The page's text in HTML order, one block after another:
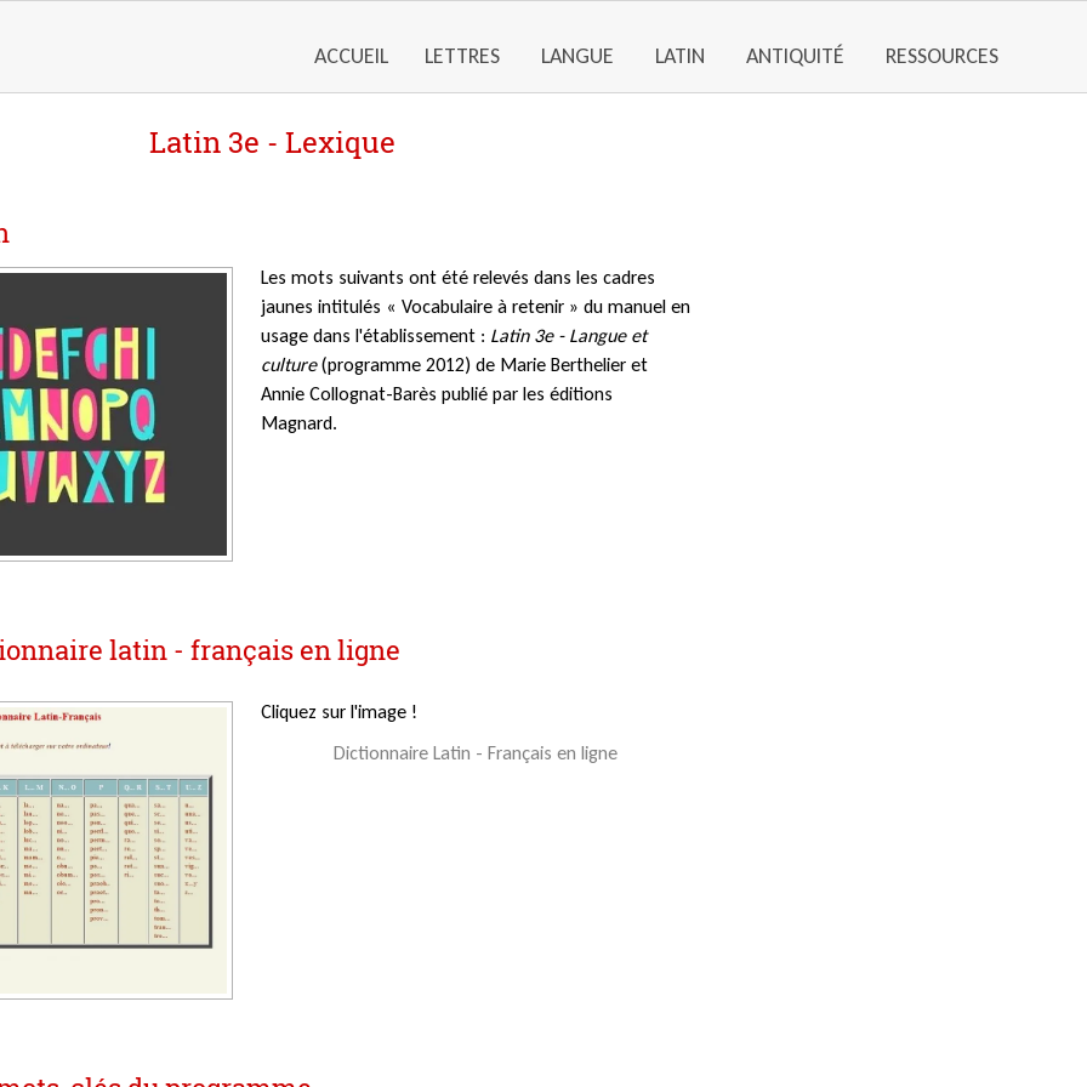
ACCUEIL LETTRES LANGUE LATIN ANTIQUITÉ RESSOURCES
Latin 3e - Lexique
Les mots suivants ont été relevés dans les cadres
jaunes intitulés « Vocabulaire à retenir » du manuel en
usage dans l'établissement : Latin 3e - Langue et
culture(programme 2012) de Marie Berthelier et
Annie Collognat-Barès publié par les éditions
Magnard.
latin - français en ligne
Cliquez sur l'image !
Dictionnaire Latin - Français en ligne